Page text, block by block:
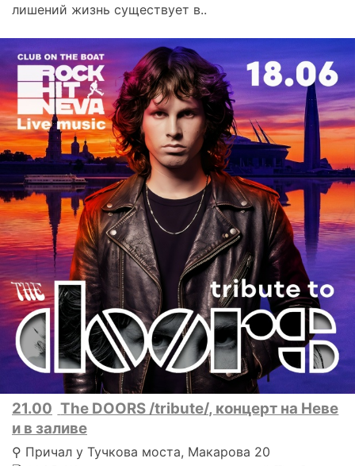
лишений жизнь существует в..
21.00 The DOORS /tribute/, концерт на Неве
и в заливе
⚲ Причал у Тучкова моста, Макарова 20